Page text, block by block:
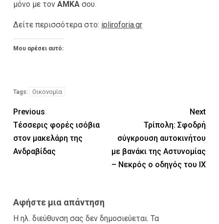
μόνο με τον ΑΜΚΑ σου.
Δείτε περισσότερα στο: ipliroforia.gr
Μου αρέσει αυτό:
Tags: Οικονομία
Previous
Τέσσερις φορές ισόβια
στον μακελάρη της
Ανδραβίδας
Next
Τρίπολη: Σφοδρή
σύγκρουση αυτοκινήτου
με βανάκι της Αστυνομίας
– Νεκρός ο οδηγός του ΙΧ
Αφήστε μια απάντηση
Η ηλ. διεύθυνση σας δεν δημοσιεύεται. Τα